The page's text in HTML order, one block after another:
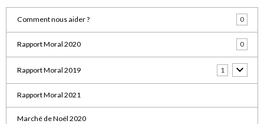
Comment nous aider ? 0
Rapport Moral 2020 0
Rapport Moral 2019 1
Rapport Moral 2021
Marché de Noël 2020